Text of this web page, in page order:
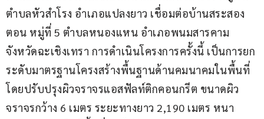
ตำบลหัวสำโรง อำเภอแปลงยาว เชื่อมต่อบ้านสระสอง
ตอน หมู่ที่ 5 ตำบลหนองแหน อำเภอพนมสารคาม
จังหวัดฉะเชิงเทรา การดำเนินโครงการครั้งนี้ เป็นการยก
ระดับมาตรฐานโครงสร้างพื้นฐานด้านคมนาคมในพื้นที่
โดยปรับปรุงผิวจราจรแอสฟัลท์ติกคอนกรีต ขนาดผิว
จราจรกว้าง 6 เมตร ระยะทางยาว 2,190 เมตร หนา